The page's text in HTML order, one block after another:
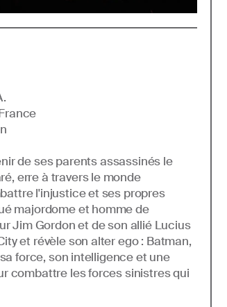
de ses parents assassinés le
erre à travers le monde
l'injustice et ses propres
majordome et homme de
Jim Gordon et de son allié Lucius
et révèle son alter ego : Batman,
force, son intelligence et une
combattre les forces sinistres qui